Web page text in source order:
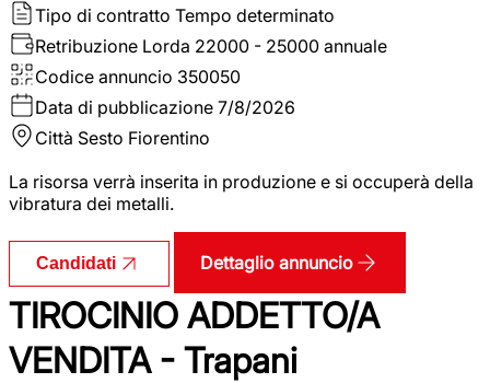
Tipo di contratto Tempo determinato
Retribuzione Lorda 22000 - 25000 annuale
Codice annuncio 350050
Data di pubblicazione 7/8/2026
Città Sesto Fiorentino
La risorsa verrà inserita in produzione e si occuperà della
vibratura dei metalli.
Candidati Dettaglio annuncio
TIROCINIO ADDETTO/A
VENDITA - Trapani